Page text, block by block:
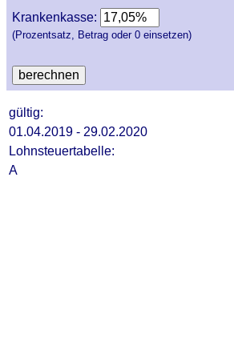
Krankenkasse:
(Prozentsatz, Betrag oder 0 einsetzen)
gültig:
01.04.2019 - 29.02.2020
Lohnsteuertabelle:
A